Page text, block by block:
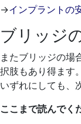
→インプラントの
ブリッジ
またブリッジの場
択肢もあり得ます。
いずれにしても、
ここまで読んでく